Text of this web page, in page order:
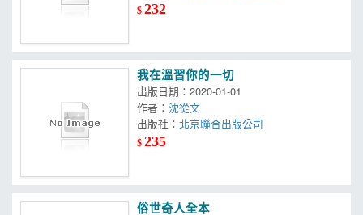
$232
我在溫習你的一切
出版日期：2020-01-01
作者：沈從文
出版社：北京聯合出版公司
$235
俗世奇人全本